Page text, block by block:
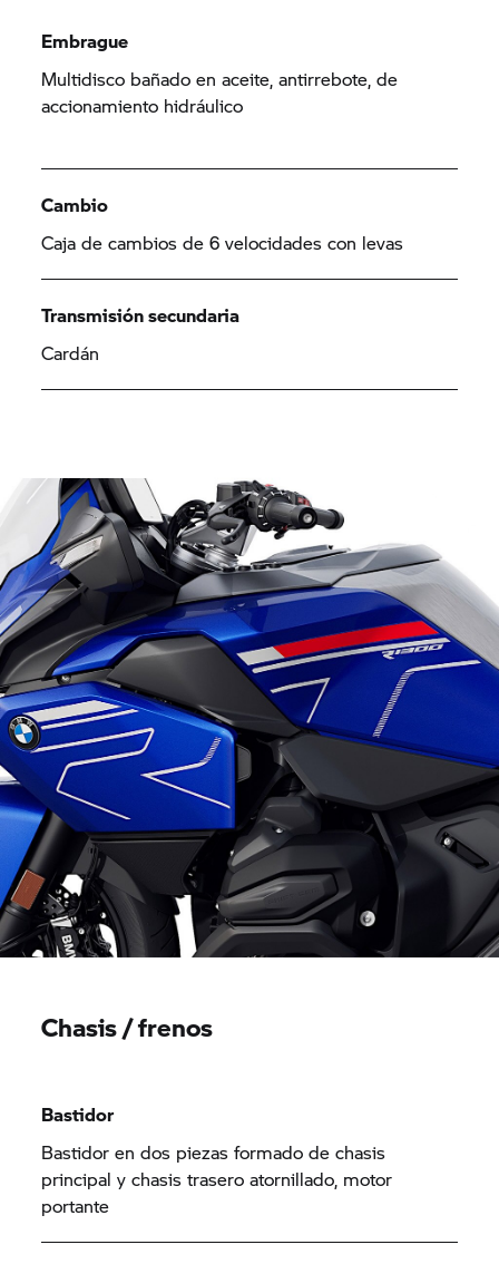
Embrague
Multidisco bañado en aceite, antirrebote, de
accionamiento hidráulico
Cambio
Caja de cambios de 6 velocidades con levas
Transmisión secundaria
Cardán
Chasis / frenos
Bastidor
Bastidor en dos piezas formado de chasis
principal y chasis trasero atornillado, motor
portante